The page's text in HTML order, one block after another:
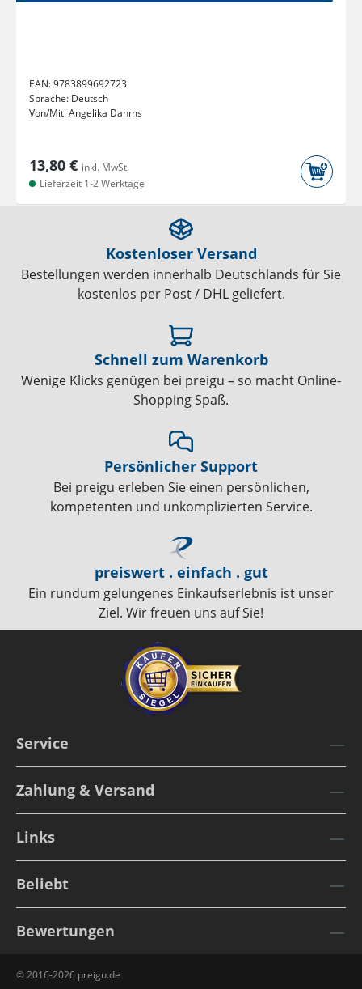
EAN:9783899692723
Sprache: Deutsch
Von/Mit:Angelika Dahms
13,80 € inkl. MwSt.
Lieferzeit 1-2 Werktage
Kostenloser Versand
Bestellungen werden innerhalb Deutschlands für Sie
kostenlos per Post / DHL geliefert.
Schnell zum Warenkorb
Wenige Klicks genügen bei preigu – so macht Online-
Shopping Spaß.
Persönlicher Support
Bei preigu erleben Sie einen persönlichen,
kompetenten und unkomplizierten Service.
preiswert . einfach . gut
Ein rundum gelungenes Einkaufserlebnis ist unser
Ziel. Wir freuen uns auf Sie!
Service
Zahlung & Versand
Links
Beliebt
Bewertungen
© 2016-2026 preigu.de